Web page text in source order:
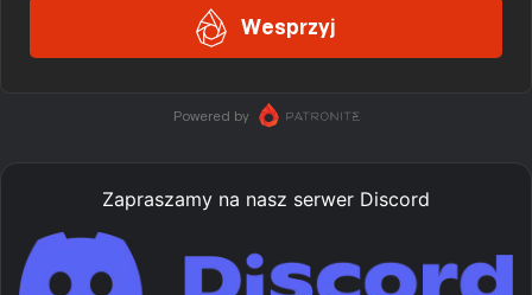
Zapraszamy na nasz serwer Discord